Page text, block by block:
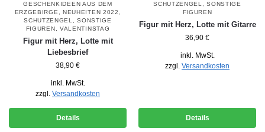
GESCHENKIDEEN AUS DEM
ERZGEBIRGE, NEUHEITEN 2022 ,
SCHUTZENGEL,SONSTIGE
FIGUREN , VALENTINSTAG
Figur mit Herz, Lotte mit
Liebesbrief
38,90 €
inkl. MwSt.
zzgl. Versandkosten
Details
SCHUTZENGEL,SONSTIGE
FIGUREN
Figur mit Herz, Lotte mit Gitarre
36,90 €
inkl. MwSt.
zzgl. Versandkosten
Details